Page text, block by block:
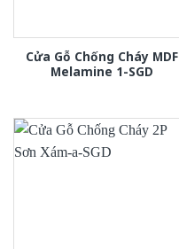
Cửa Gỗ Chống Cháy MDF
Melamine 1-SGD